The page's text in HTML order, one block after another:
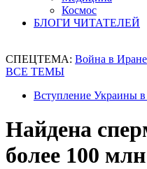
Космос
БЛОГИ ЧИТАТЕЛЕЙ
СПЕЦТЕМА: Война в Иране
ВСЕ ТЕМЫ
Вступление Украины
Найдена
более 100